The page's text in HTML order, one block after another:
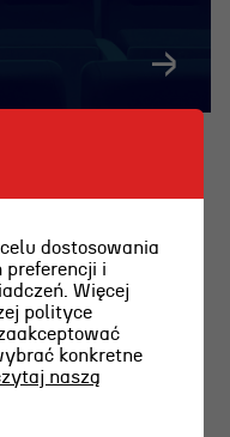
będzie
Plener Literacki
dostosowania
preferencji i
Więcej
polityce
konkretne
naszą